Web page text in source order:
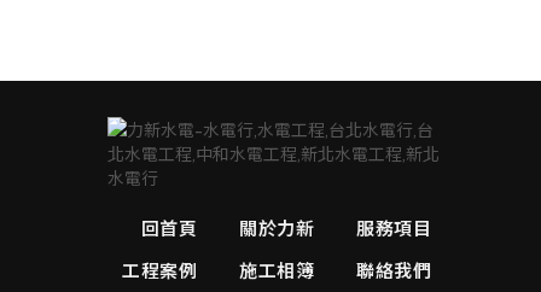
回首頁 關於力新
服務項目
工程案例
施工相簿 聯絡我們